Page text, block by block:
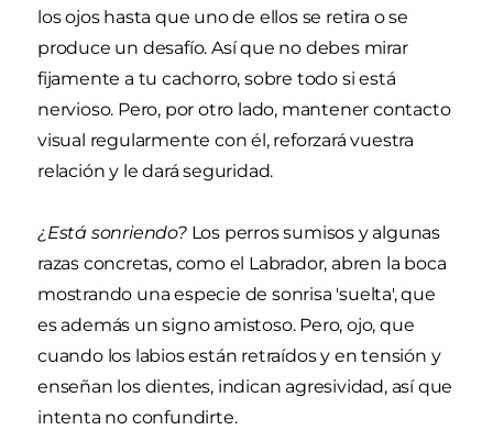
los ojos hasta que uno de ellos se retira o se
produce un desafío. Así que no debes mirar
fijamente a tu cachorro, sobre todo si está
nervioso. Pero, por otro lado, mantener contacto
visual regularmente con él, reforzará vuestra
relación y le dará seguridad.
¿Está sonriendo?Los perros sumisos y algunas
razas concretas, como el Labrador, abren la boca
mostrando una especie de sonrisa 'suelta', que
es además un signo amistoso. Pero, ojo, que
cuando los labios están retraídos y en tensión y
enseñan los dientes, indican agresividad, así que
intenta no confundirte.